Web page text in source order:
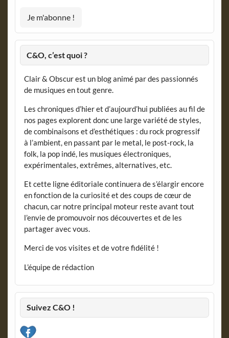
C&O, c’est quoi ?
Clair & Obscur est un blog animé par des passionnés
de musiques en tout genre.
Les chroniques d’hier et d’aujourd’hui publiées au fil de
nos pages explorent donc une large variété de styles,
de combinaisons et d’esthétiques : du rock progressif
à l’ambient, en passant par le metal, le post-rock, la
folk, la pop indé, les musiques électroniques,
expérimentales, extrêmes, alternatives, etc.
Et cette ligne éditoriale continuera de s’élargir encore
en fonction de la curiosité et des coups de cœur de
chacun, car notre principal moteur reste avant tout
l’envie de promouvoir nos découvertes et de les
partager avec vous.
Merci de vos visites et de votre fidélité !
L’équipe de rédaction
Suivez C&O !